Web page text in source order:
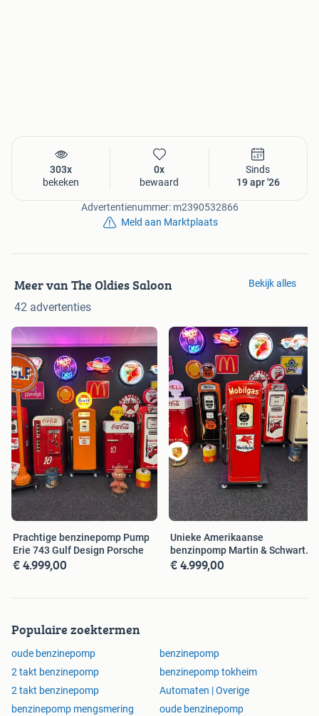
303x
bekeken
0x
bewaard
Sinds
19 apr '26
Advertentienummer: m2390532866
Meld aan Marktplaats
Meer van The Oldies Saloon
42 advertenties
Bekijk alles
Prachtige benzinepomp Pump
Erie 743 Gulf Design Porsche
€ 4.999,00
Unieke Amerikaanse
benzinpomp Martin & Schwartz
80 Mobilgas
€ 4.999,00
Populaire zoektermen
oude benzinepomp
benzinepomp
2 takt benzinepomp
benzinepomp tokheim
2 takt benzinepomp
Automaten | Overige
benzinepomp mengsmering
oude benzinepomp